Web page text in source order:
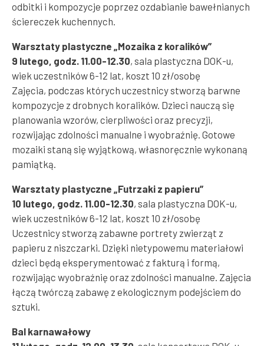
odbitki i kompozycje poprzez ozdabianie bawełnianych
ściereczek kuchennych.
Warsztaty plastyczne „Mozaika z koralików”
9 lutego, godz. 11.00-12.30, sala plastyczna DOK-u,
wiek uczestników 6-12 lat, koszt 10 zł/osobę
Zajęcia, podczas których uczestnicy stworzą barwne
kompozycje z drobnych koralików. Dzieci nauczą się
planowania wzorów, cierpliwości oraz precyzji,
rozwijając zdolności manualne i wyobraźnię. Gotowe
mozaiki staną się wyjątkową, własnoręcznie wykonaną
pamiątką.
Warsztaty plastyczne „Futrzaki z papieru”
10 lutego, godz. 11.00-12.30, sala plastyczna DOK-u,
wiek uczestników 6-12 lat, koszt 10 zł/osobę
Uczestnicy stworzą zabawne portrety zwierząt z
papieru z niszczarki. Dzięki nietypowemu materiałowi
dzieci będą eksperymentować z fakturą i formą,
rozwijając wyobraźnię oraz zdolności manualne. Zajęcia
łączą twórczą zabawę z ekologicznym podejściem do
sztuki.
Bal karnawałowy